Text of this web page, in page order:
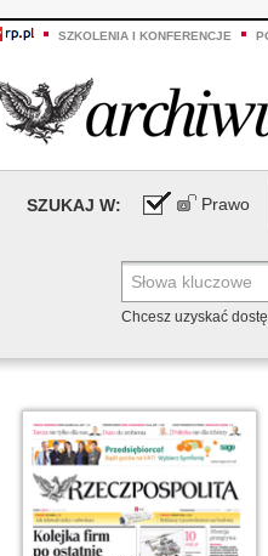
SZKOLENIA I KONFERENCJE
SZUKAJ W: Prawo
Chcesz uzyskać